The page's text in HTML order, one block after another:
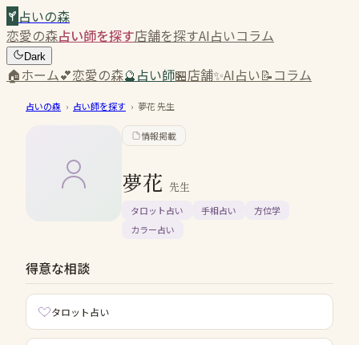
占いの森
恋愛の森占い師を探す店舗を探すAI占いコラム
Dark
🏠ホーム💕恋愛の森🔮占い師🏪店舗✨AI占い📝コラム
占いの森 › 占い師を探す › 夢花先生
情報掲載
夢花 先生
タロット占い 手相占い
方位学
カラー占い
得意な相談
タロット占い